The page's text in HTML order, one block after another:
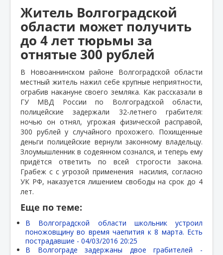
Житель Волгоградской
области может получить
до 4 лет тюрьмы за
отнятые 300 рублей
В Новоаннинском районе Волгоградской области
местный житель нажил себе крупные неприятности,
ограбив накануне своего земляка. Как рассказали в
ГУ МВД России по Волгоградской области,
полицейские задержали 32-летнего грабителя:
ночью он отнял, угрожая физической расправой,
300 рублей у случайного прохожего. Похищенные
деньги полицейские вернули законному владельцу.
Злоумышленник в содеянном сознался, и теперь ему
придётся ответить по всей строгости закона.
Грабеж с с угрозой применения
насилия, согласно
УК РФ, наказуется лишением свободы на срок до 4
лет.
Еще по теме:
В Волгоградской области школьник устроил
поножовщину во время чаепития к 8 марта. Есть
пострадавшие - 04/03/2016 20:25
В Волгограде задержаны двое грабителей -